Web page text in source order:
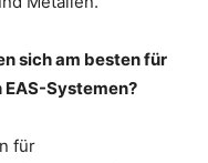
sich am besten für
EAS-Systemen?
für